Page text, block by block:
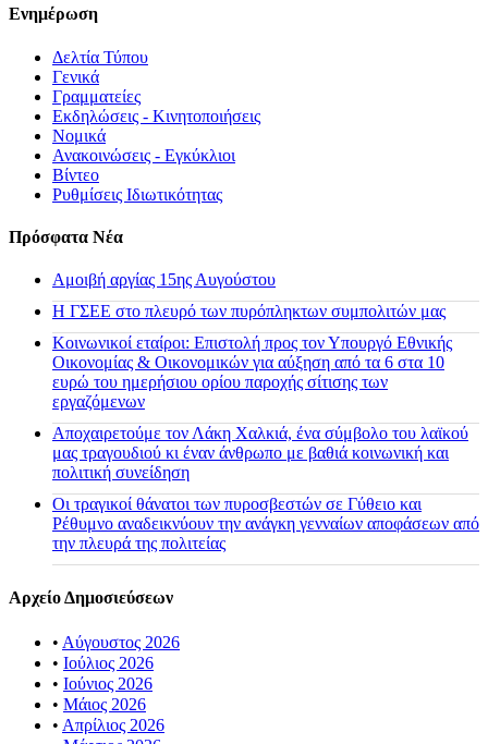
Ενημέρωση
Δελτία Τύπου
Γενικά
Γραμματείες
Εκδηλώσεις - Κινητοποιήσεις
Νομικά
Ανακοινώσεις - Εγκύκλιοι
Βίντεο
Ρυθμίσεις Ιδιωτικότητας
Πρόσφατα Νέα
Αμοιβή αργίας 15ης Αυγούστου
H ΓΣΕΕ στο πλευρό των πυρόπληκτων συμπολιτών μας
Κοινωνικοί εταίροι: Επιστολή προς τον Υπουργό Εθνικής
Οικονομίας & Οικονομικών για αύξηση από τα 6 στα 10
ευρώ του ημερήσιου ορίου παροχής σίτισης των
εργαζόμενων
Αποχαιρετούμε τον Λάκη Χαλκιά, ένα σύμβολο του λαϊκού
μας τραγουδιού κι έναν άνθρωπο με βαθιά κοινωνική και
πολιτική συνείδηση
Οι τραγικοί θάνατοι των πυροσβεστών σε Γύθειο και
Ρέθυμνο αναδεικνύουν την ανάγκη γενναίων αποφάσεων από
την πλευρά της πολιτείας
Αρχείο Δημοσιεύσεων
• Αύγουστος 2026
• Ιούλιος 2026
• Ιούνιος 2026
• Μάιος 2026
• Απρίλιος 2026